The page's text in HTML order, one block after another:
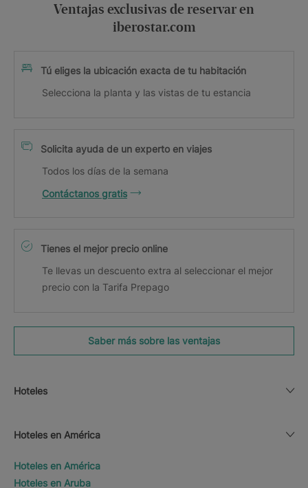
Ventajas exclusivas de reservar en
iberostar.com
Tú eliges la ubicación exacta de tu habitación
Selecciona la planta y las vistas de tu estancia
Solicita ayuda de un experto en viajes
Todos los días de la semana
Contáctanos gratis
Tienes el mejor precio online
Te llevas un descuento extra al seleccionar el mejor
precio con la Tarifa Prepago
Saber más sobre las ventajas
Hoteles
Hoteles en América
Hoteles en América
Hoteles en Aruba